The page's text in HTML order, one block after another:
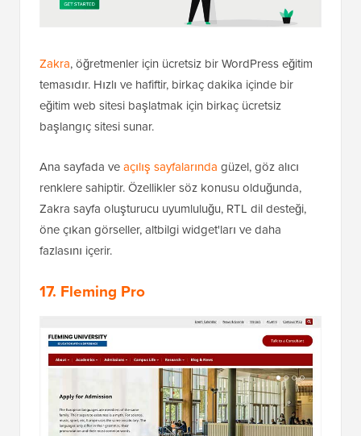
Zakra, öğretmenler için ücretsiz bir WordPress eğitim
temasıdır. Hızlı ve hafiftir, birkaç dakika içinde bir
eğitim web sitesi başlatmak için birkaç ücretsiz
başlangıç sitesi sunar.
Ana sayfada veaçılış sayfalarında güzel, göz alıcı
renklere sahiptir. Özellikler söz konusu olduğunda,
Zakra sayfa oluşturucu uyumluluğu, RTL dil desteği,
öne çıkan görseller, altbilgi widget'ları ve daha
fazlasını içerir.
17. Fleming Pro